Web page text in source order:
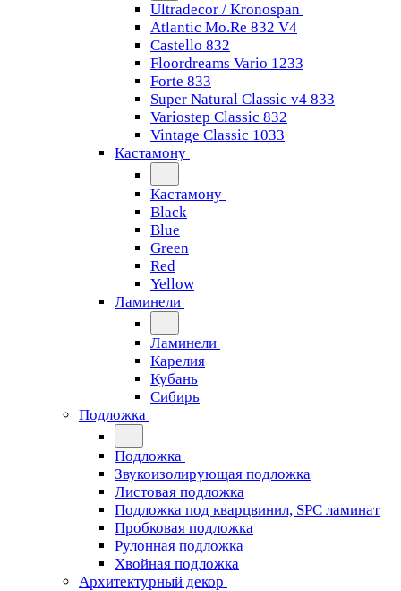
Ultradecor / Kronospan
Atlantic Mo.Re 832 V4
Castello 832
Floordreams Vario 1233
Forte 833
Super Natural Classic v4 833
Variostep Classic 832
Vintage Classic 1033
Кастамону
Кастамону
Black
Blue
Green
Red
Yellow
Ламинели
Ламинели
Карелия
Кубань
Сибирь
Подложка
Подложка
Звукоизолирующая подложка
Листовая подложка
Подложка под кварцвинил, SPC ламинат
Пробковая подложка
Рулонная подложка
Хвойная подложка
Архитектурный декор